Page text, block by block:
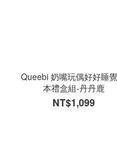
Queebi 奶嘴玩偶好好睡
本禮盒組-丹丹鹿
NT$1,099